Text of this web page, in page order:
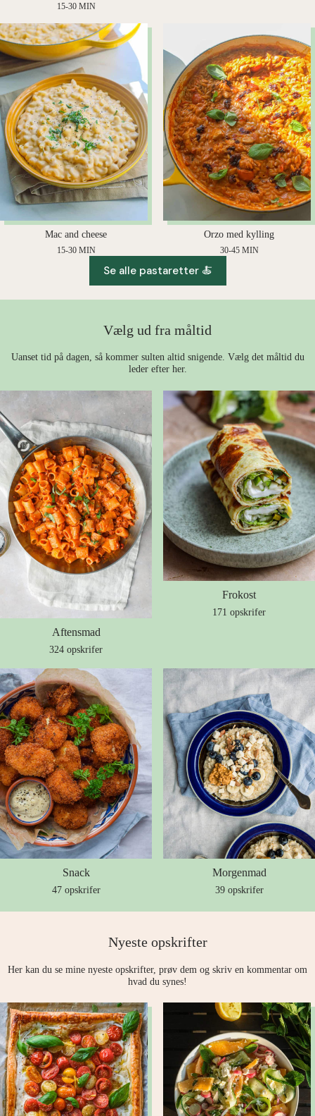
15-30 MIN
Mac and cheese
15-30 MIN
Orzo med kylling
30-45 MIN
Se alle pastaretter 🍝
Vælg ud fra måltid
Uanset tid på dagen, så kommer sulten altid snigende. Vælg det måltid du
leder efter her.
Aftensmad
324 opskrifer
Frokost
171 opskrifer
Snack
47 opskrifer
Morgenmad
39 opskrifer
Nyeste opskrifter
Her kan du se mine nyeste opskrifter, prøv dem og skriv en kommentar om
hvad du synes!